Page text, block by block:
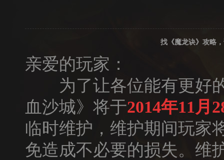
找《魔龙诀》攻略
亲爱的玩家：
为了让各位能有更好的
血沙城》将于2014年11月
临时维护，维护期间玩家
免造成不必要的损失。维